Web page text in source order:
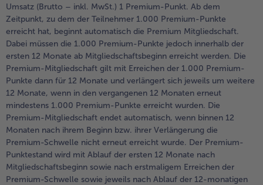
Umsatz (Brutto – inkl. MwSt.) 1 Premium-Punkt. Ab dem
Zeitpunkt, zu dem der Teilnehmer 1.000 Premium-Punkte
erreicht hat, beginnt automatisch die Premium Mitgliedschaft.
Dabei müssen die 1.000 Premium-Punkte jedoch innerhalb der
ersten 12 Monate ab Mitgliedschaftsbeginn erreicht werden. Die
Premium-Mitgliedschaft gilt mit Erreichen der 1.000 Premium-
Punkte dann für 12 Monate und verlängert sich jeweils um weitere
12 Monate, wenn in den vergangenen 12 Monaten erneut
mindestens 1.000 Premium-Punkte erreicht wurden. Die
Premium-Mitgliedschaft endet automatisch, wenn binnen 12
Monaten nach ihrem Beginn bzw. ihrer Verlängerung die
Premium-Schwelle nicht erneut erreicht wurde. Der Premium-
Punktestand wird mit Ablauf der ersten 12 Monate nach
Mitgliedschaftsbeginn sowie nach erstmaligem Erreichen der
Premium-Schwelle sowie jeweils nach Ablauf der 12-monatigen